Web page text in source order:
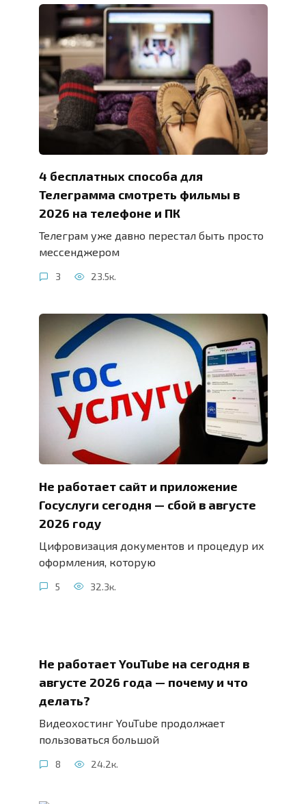
4 бесплатных способа для
Телеграмма смотреть фильмы в
2026 на телефоне и ПК
Телеграм уже давно перестал быть просто
мессенджером
3 23.5к.
Не работает сайт и приложение
Госуслуги сегодня — сбой в августе
2026 году
Цифровизация документов и процедур их
оформления, которую
5 32.3к.
Не работает YouTube на сегодня в
августе 2026 года — почему и что
делать?
Видеохостинг YouTube продолжает
пользоваться большой
8 24.2к.